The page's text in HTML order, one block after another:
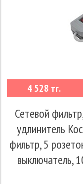
4 528 тг.
Сетевой
удлинитель
фильтр, 5
выключатель,